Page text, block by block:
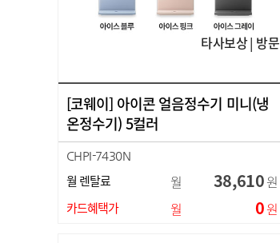
타사보상 | 방문
[코웨이] 아이콘 얼음정수기 미니(냉
온정수기) 5컬러
CHPI-7430N
월 렌탈료 월 38,610원
카드혜택가 월 0원